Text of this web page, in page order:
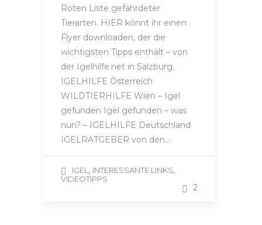
Roten Liste gefährdeter
Tierarten. HIER könnt ihr einen
Flyer downloaden, der die
wichtigsten Tipps enthält – von
der Igelhilfe.net in Salzburg.
IGELHILFE Österreich
WILDTIERHILFE Wien – Igel
gefunden Igel gefunden – was
nun? – IGELHILFE Deutschland
IGELRATGEBER von den…
IGEL, INTERESSANTE LINKS,
VIDEOTIPPS
2